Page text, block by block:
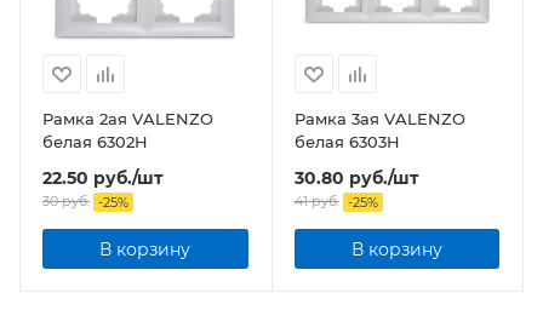
Рамка 2ая VALENZO
белая 6302H
22.50 руб./шт
30руб. -25%
В корзину
Рамка 3ая VALENZO
белая 6303H
30.80 руб./шт
41руб. -25%
В корзину